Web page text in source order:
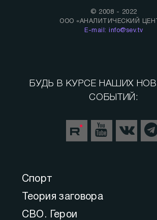
© 2008 - 2022
ООО «АНАЛИТИЧЕСКИЙ
E-mail: info@sev.tv
Спорт
Теория заговора
СВО. Герои
БУДЬ В КУРСЕ НАШИХ
СОБЫТИЙ: